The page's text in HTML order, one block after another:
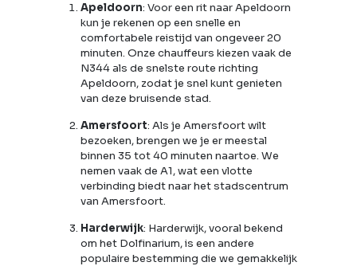
Apeldoorn: Voor een rit naar Apeldoorn
kun je rekenen op een snelle en
comfortabele reistijd van ongeveer 20
minuten. Onze chauffeurs kiezen vaak de
N344 als de snelste route richting
Apeldoorn, zodat je snel kunt genieten
van deze bruisende stad.
Amersfoort: Als je Amersfoort wilt
bezoeken, brengen we je er meestal
binnen 35 tot 40 minuten naartoe. We
nemen vaak de A1, wat een vlotte
verbinding biedt naar het stadscentrum
van Amersfoort.
Harderwijk: Harderwijk, vooral bekend
om het Dolfinarium, is een andere
populaire bestemming die we gemakkelijk